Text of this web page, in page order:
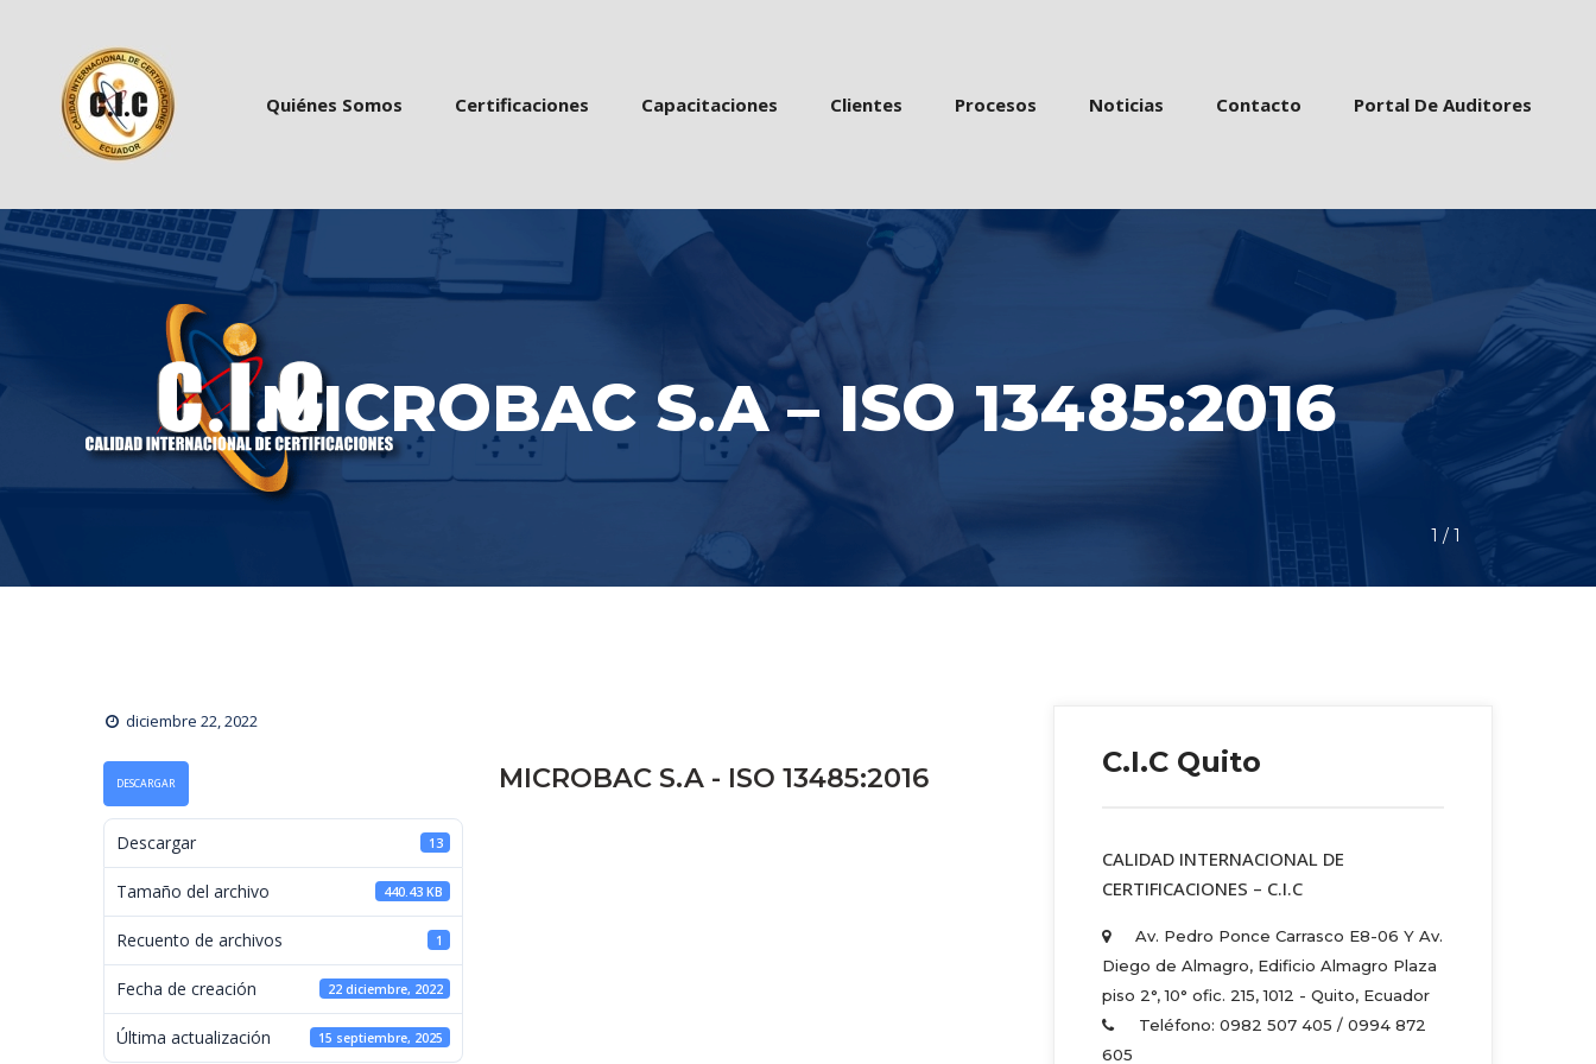
Quiénes Somo Certificacione Capacitacione Cliente Proceso Noticia Contacto Portal De Auditore
1 / 1
MICROBAC S.A – ISO 13485:2016
diciembre 22, 2022
DESCARGAR
Descargar 13
Tamaño del archivo 440.43 KB
Recuento de archivos 1
Fecha de creación 22 diciembre, 2022
Última actualización 15 septiembre, 2025
MICROBAC S.A - ISO 13485:2016 C.I.C Quito
CALIDAD INTERNACIONAL DE
CERTIFICACIONES – C.I.C
Av. Pedro Ponce Carrasco E8-06 Y Av.
Diego de Almagro, Edificio Almagro Plaza
piso 2°, 10° ofic. 215, 1012 - Quito, Ecuador
Teléfono: 0982 507 405 / 0994 872
605